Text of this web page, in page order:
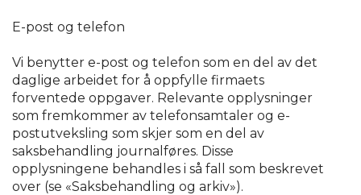
E-post og telefon
Vi benytter e-post og telefon som en del av det
daglige arbeidet for å oppfylle firmaets
forventede oppgaver. Relevante opplysninger
som fremkommer av telefonsamtaler og e-
postutveksling som skjer som en del av
saksbehandling journalføres. Disse
opplysningene behandles i så fall som beskrevet
over (se «Saksbehandling og arkiv»).